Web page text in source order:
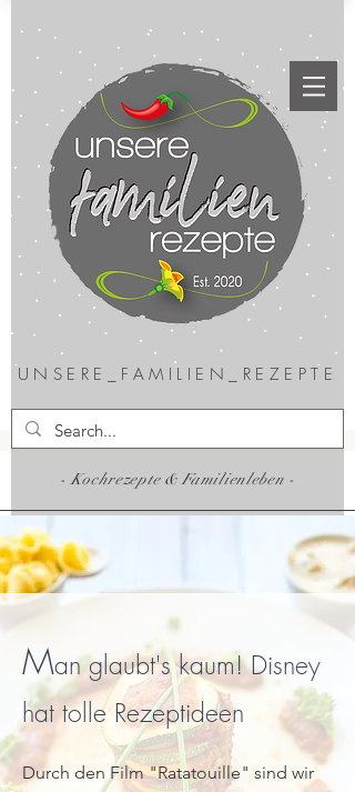
UNSERE_FAMILIEN_REZEPTE
- Kochrezepte & Familienleben -
Man glaubt's kaum! Disney
hat tolle Rezeptideen
Durch den Film "Ratatouille" sind wir